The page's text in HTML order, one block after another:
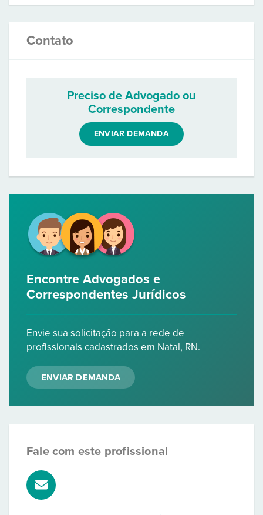
Contato
Preciso de Advogado ou
Correspondente
ENVIAR DEMANDA
Encontre Advogados e
Correspondentes Jurídicos
Envie sua solicitação para a rede de
profissionais cadastrados em Natal, RN.
ENVIAR DEMANDA
Fale com este profissional